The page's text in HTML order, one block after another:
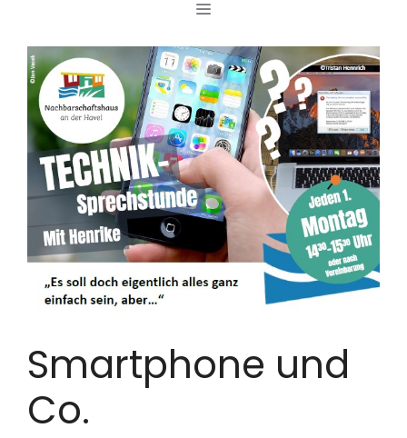
springen
MENÜ
Smartphone und
Co.